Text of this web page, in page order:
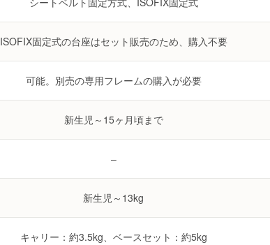
ISOFIX固定式の台座はセット販売のため、購入不要
可能。別売の専用フレームの購入が必要
新生児～15ヶ月頃まで
–
新生児～13kg
キャリー：約3.5kg、ベースセット：約5kg